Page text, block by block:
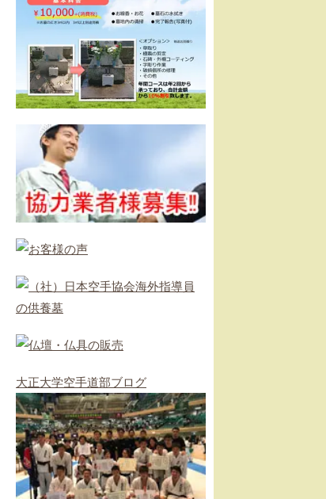
大正大学空手道部ブログ